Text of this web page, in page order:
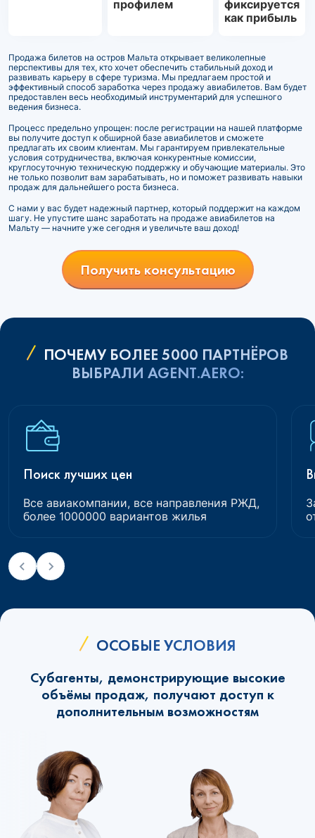
профилем
фиксируется
как прибыль
Продажа билетов на остров Мальта открывает великолепные
перспективы для тех, кто хочет обеспечить стабильный доход и
развивать карьеру в сфере туризма. Мы предлагаем простой и
эффективный способ заработка через продажу авиабилетов. Вам будет
предоставлен весь необходимый инструментарий для успешного
ведения бизнеса.
Процесс предельно упрощен: после регистрации на нашей платформе
вы получите доступ к обширной базе авиабилетов и сможете
предлагать их своим клиентам. Мы гарантируем привлекательные
условия сотрудничества, включая конкурентные комиссии,
круглосуточную техническую поддержку и обучающие материалы. Это
не только позволит вам зарабатывать, но и поможет развивать навыки
продаж для дальнейшего роста бизнеса.
С нами у вас будет надежный партнер, который поддержит на каждом
шагу. Не упустите шанс заработать на продаже авиабилетов на
Мальту — начните уже сегодня и увеличьте ваш доход!
Получить консультацию
ПОЧЕМУ БОЛЕЕ 5000 ПАРТНЁРОВ
ВЫБРАЛИ AGENT.AERO:
Поиск лучших цен
Все авиакомпании, все направления РЖД,
более 1000000 вариантов жилья
ОСОБЫЕ УСЛОВИЯ
Субагенты, демонстрирующие высокие
объёмы продаж, получают доступ к
дополнительным возможностям